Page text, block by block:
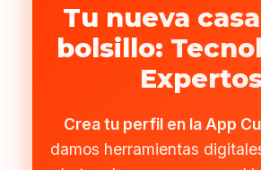
Tu nueva
bolsillo:
Crea tu perfil en la App
damos herramientas